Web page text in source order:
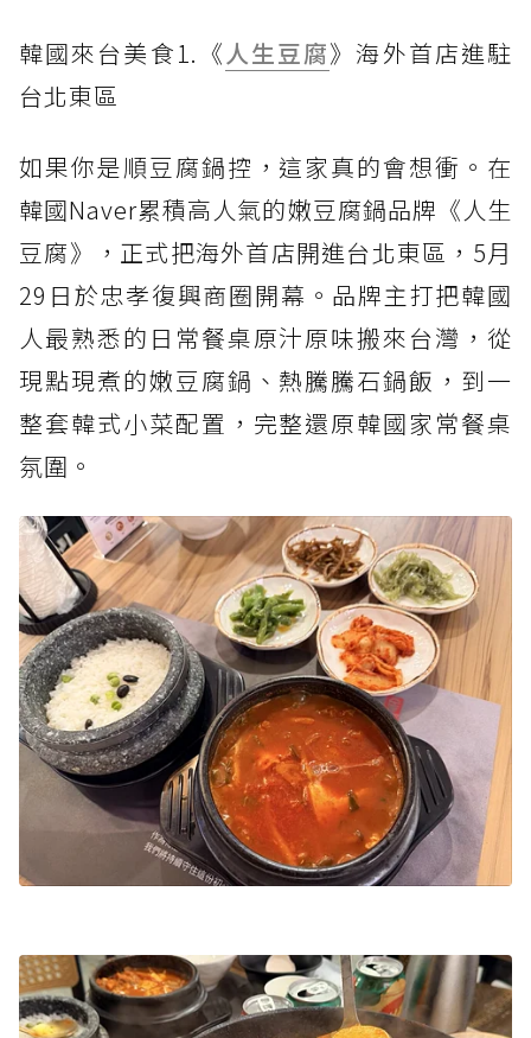
韓國來台美食1.《人生豆腐》海外首店進駐
台北東區
如果你是順豆腐鍋控，這家真的會想衝。在
韓國Naver累積高人氣的嫩豆腐鍋品牌《人生
豆腐》，正式把海外首店開進台北東區，5月
29日於忠孝復興商圈開幕。品牌主打把韓國
人最熟悉的日常餐桌原汁原味搬來台灣，從
現點現煮的嫩豆腐鍋、熱騰騰石鍋飯，到一
整套韓式小菜配置，完整還原韓國家常餐桌
氛圍。